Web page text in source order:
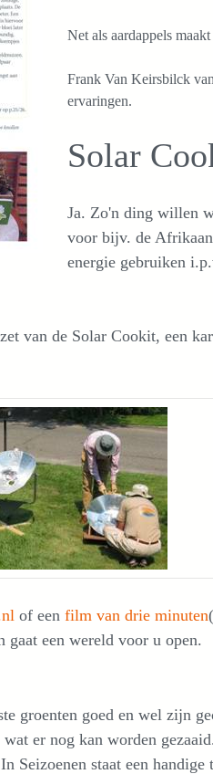
Net als aardappels
Frank Van Keirsbilck van
ervaringen.
Solar
Ja. Zo'n ding willen
voor bijv. de
energie gebruiken
van de Solar Cookit, een
of een film van drie minuten
een wereld voor u open.
groenten goed en wel zijn
wat er nog kan worden
Seizoenen staat een